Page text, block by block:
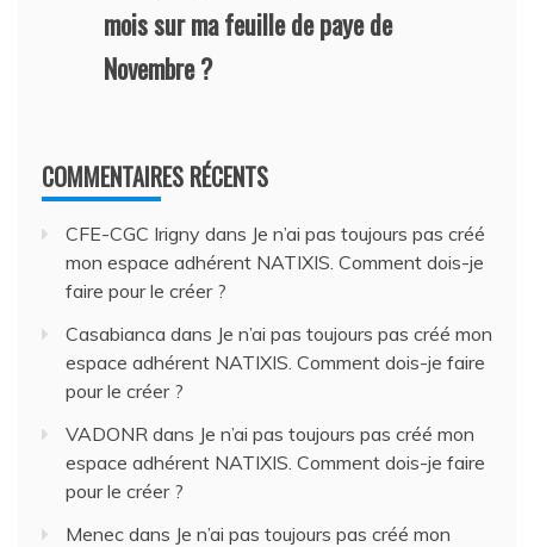
mois sur ma feuille de paye de
Novembre ?
COMMENTAIRES RÉCENTS
CFE-CGC Irigny dans Je n’ai pas toujours pas créé
mon espace adhérent NATIXIS. Comment dois-je
faire pour le créer ?
Casabianca dans Je n’ai pas toujours pas créé mon
espace adhérent NATIXIS. Comment dois-je faire
pour le créer ?
VADONR dans Je n’ai pas toujours pas créé mon
espace adhérent NATIXIS. Comment dois-je faire
pour le créer ?
Menec dans Je n’ai pas toujours pas créé mon